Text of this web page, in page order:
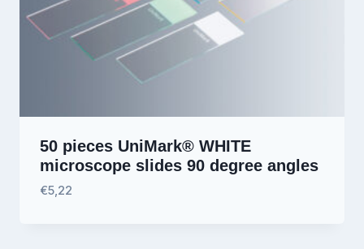
50 pieces UniMark® WHITE
microscope slides 90 degree angles
€5,22